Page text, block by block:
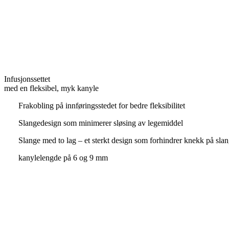
Infusjonssettet
med en fleksibel, myk kanyle
Frakobling på innføringsstedet for bedre fleksibilitet
Slangedesign som minimerer sløsing av legemiddel
Slange med to lag – et sterkt design som forhindrer knekk på
kanylelengde på 6 og 9 mm